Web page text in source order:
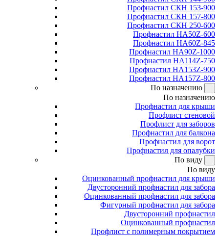
Профнастил СКН 153-900
Профнастил СКН 157-800
Профнастил СКН 250-600
Профнастил НА50Z-600
Профнастил НА60Z-845
Профнастил НА90Z-1000
Профнастил НА114Z-750
Профнастил НА153Z-900
Профнастил НА157Z-800
По назначению
По назначению
Профнастил для крыши
Профлист стеновой
Профлист для заборов
Профнастил для балкона
Профнастил для ворот
Профнастил для опалубки
По виду
По виду
Оцинкованный профнастил для крыши
Двусторонний профнастил для забора
Оцинкованный профнастил для забора
Фигурный профнастил для забора
Двусторонний профнастил
Оцинкованный профнастил
Профлист с полимерным покрытием